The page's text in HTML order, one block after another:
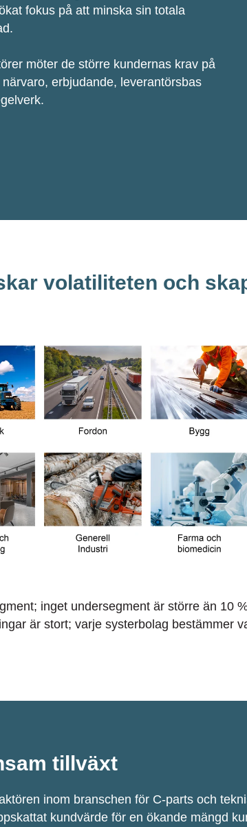
fokus på att minska sin totala
möter de större kundernas krav på
erbjudande, leverantörsbas
volatiliteten och
inget undersegment är större än 10
är stort; varje systerbolag bestämmer
tillväxt
inom branschen för C-parts och
kundvärde för en ökande mängd